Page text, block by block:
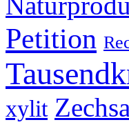
Petition
xylit